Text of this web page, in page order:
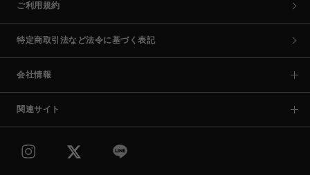
ご利用規約
特定商取引法など法令に基づく表記
会社情報
関連サイト